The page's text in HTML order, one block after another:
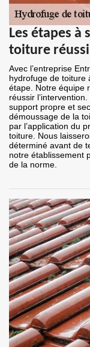
Les étapes à
toiture réussi
Avec l’entreprise
hydrofuge de toiture
étape. Notre équipe
réussir
support propre et
démoussage de la
par l’application du
toiture. Nous
déterminé avant de
notre établissement
de la norme.